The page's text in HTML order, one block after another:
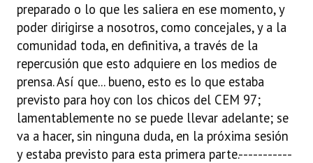
preparado o lo que les saliera en ese momento, y
poder dirigirse a nosotros, como concejales, y a la
comunidad toda, en definitiva, a través de la
repercusión que esto adquiere en los medios de
prensa. Así que... bueno, esto es lo que estaba
previsto para hoy con los chicos del CEM 97;
lamentablemente no se puede llevar adelante; se
va a hacer, sin ninguna duda, en la próxima sesión
y estaba previsto para esta primera parte.-----------